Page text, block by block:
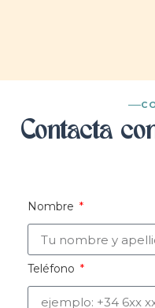
Contacta
Nombre
Teléfono